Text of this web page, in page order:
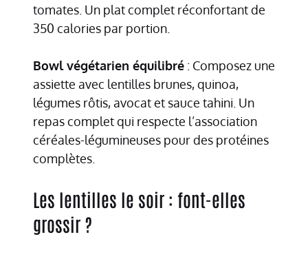
tomates. Un plat complet réconfortant de
350 calories par portion.
Bowl végétarien équilibré : Composez une
assiette avec lentilles brunes, quinoa,
légumes rôtis, avocat et sauce tahini. Un
repas complet qui respecte l’association
céréales-légumineuses pour des protéines
complètes.
Les lentilles le soir : font-elles
grossir ?